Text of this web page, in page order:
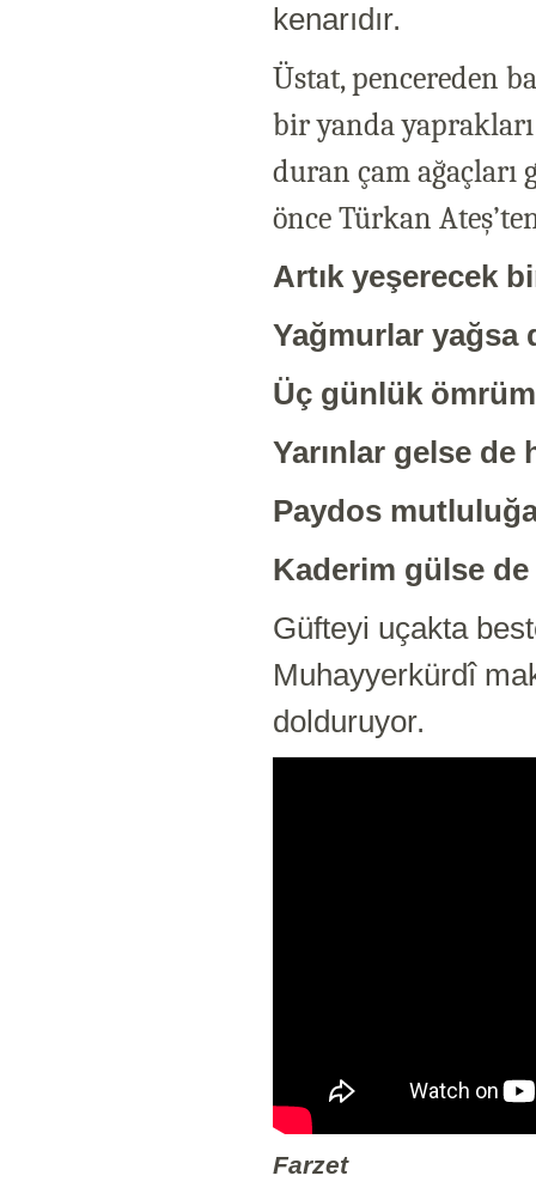
kenarıdır.
Üstat, pencereden
bir yanda
duran çam ağaçları
önce Türkan
Artık yeşerecek
Yağmurlar yağsa
Üç günlük
Yarınlar gelse de
Paydos
Kaderim gülse
Güfteyi uçakta
Muhayyerkürdî
dolduruyor.
Farzet